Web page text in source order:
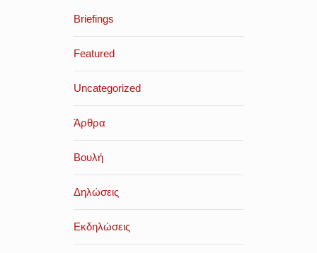
Briefings
Featured
Uncategorized
Άρθρα
Βουλή
Δηλώσεις
Εκδηλώσεις